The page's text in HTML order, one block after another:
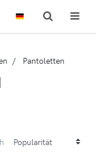
Pantoletten